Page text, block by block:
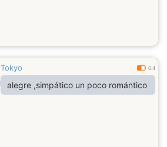
Tokyo 0.4
alegre ,simpático un poco romántico